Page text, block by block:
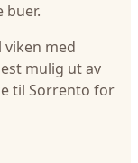
buer.
med
mulig ut av
til Sorrento for